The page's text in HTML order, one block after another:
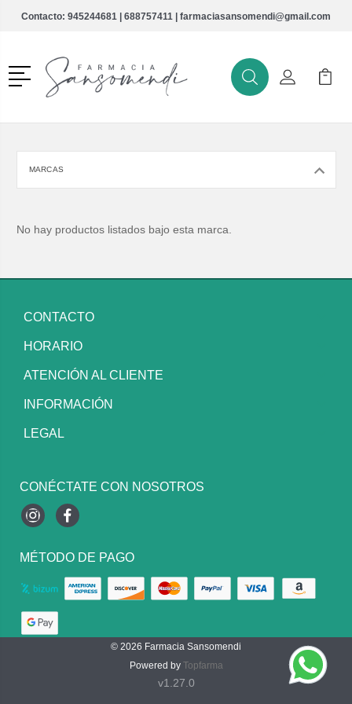
Contacto: 945244681 | 688757411 | farmaciasansomendi@gmail.com
Menú
BuscarMi Cuenta
Mi
MARCAS
No hay productos listados bajo esta marca.
CONTACTO
HORARIO
ATENCIÓN AL CLIENTE
INFORMACIÓN
LEGAL
CONÉCTATE CON NOSOTROS
InstagramFacebook
MÉTODO DE PAGO
© 2026 Farmacia Sansomendi
Powered by Topfarma
v1.27.0